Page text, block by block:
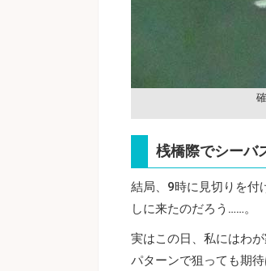
桟橋際でシーバ
結局、9時に見切りを付
しに来たのだろう……。
実はこの日、私にはわ
パターンで狙っても期